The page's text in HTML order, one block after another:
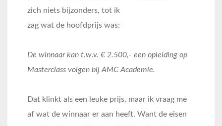
zich niets bijzonders, tot ik
zag wat de hoofdprijs was:
De winnaar kan t.w.v. € 2.500,- een opleiding op
Masterclass volgen bij AMC Academie.
Dat klinkt als een leuke prijs, maar ik vraag me
af wat de winnaar er aan heeft. Want de eisen